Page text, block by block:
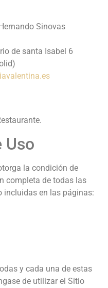
Sinovas
de santa Isabel 6
Uso
la condición de
completa de todas las
incluidas en las páginas:
y cada una de estas
de utilizar el Sitio